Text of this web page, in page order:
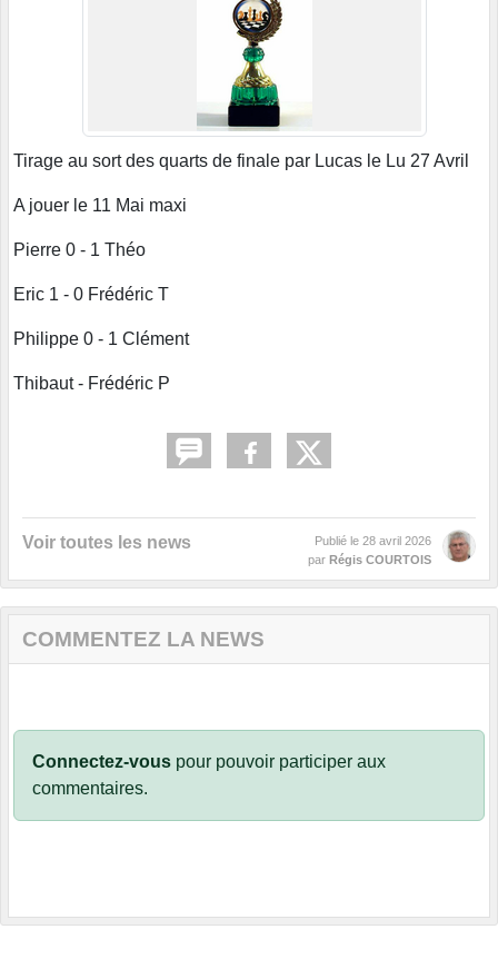
Tirage au sort des quarts de finale par Lucas le Lu 27 Avril
A jouer le 11 Mai maxi
Pierre 0 - 1 Théo
Eric 1 - 0 Frédéric T
Philippe 0 - 1 Clément
Thibaut - Frédéric P
Voir toutes les news Publié le 28 avril 2026
par Régis COURTOIS
COMMENTEZ LA NEWS
Connectez-vous pour pouvoir participer aux
commentaires.